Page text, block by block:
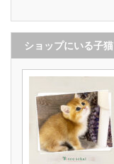
ショップにいる子